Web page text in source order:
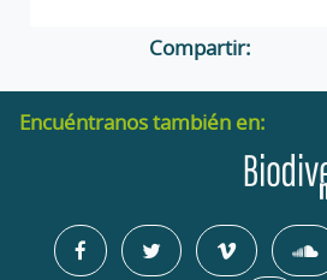
Compartir:
Encuéntranos también en: